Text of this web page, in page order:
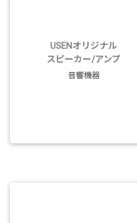
USENオリジナル
スピーカー/アンプ
音響機器